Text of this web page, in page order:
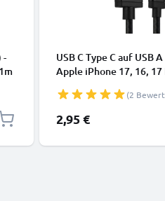
-
USB C Type C auf USB
Apple iPhone 17, 16, 17
Samsung Galaxy S25
Google Pixel 10, 9a, 10
XL Xiaomi 15 Ultra,
(2
2,95 €